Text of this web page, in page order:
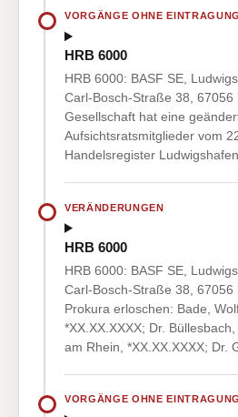
VORGÄNGE OHNE EINTRAGUNG
HRB 6000
HRB 6000: BASF SE,
Carl-Bosch-Straße 38, 67056
Gesellschaft hat eine
Aufsichtsratsmitglieder vom
Handelsregister
VERÄNDERUNGEN
HRB 6000
HRB 6000: BASF SE,
Carl-Bosch-Straße 38, 67056
Prokura erloschen: Bade,
*XX.XX.XXXX; Dr.
am Rhein, *XX.XX.XXXX; Dr.
VORGÄNGE OHNE EINTRAGUNG